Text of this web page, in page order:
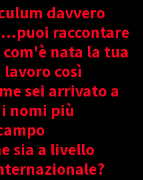
davvero
raccontare
nata la tua
così
sei arrivato a
nomi più
sia a livello